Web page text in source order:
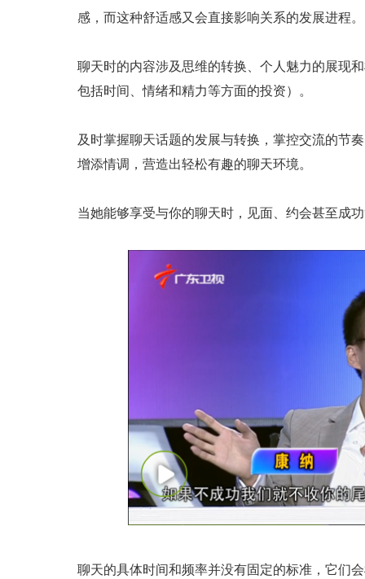
感，而这种舒适感又会直接影响关系的发展进程。
聊天时的内容涉及思维的转换、个人魅力的展现
包括时间、情绪和精力等方面的投资）。
及时掌握聊天话题的发展与转换，掌控交流的节
增添情调，营造出轻松有趣的聊天环境。
当她能够享受与你的聊天时，见面、约会甚至成
聊天的具体时间和频率并没有固定的标准，它们